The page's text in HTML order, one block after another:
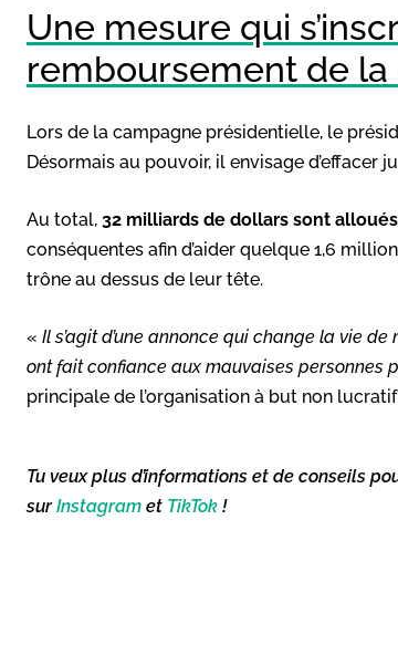
Une mesure qui
remboursement de
Lors de la campagne présidentielle, le
Désormais au pouvoir, il envisage d’effacer
Au total, 32 milliards de dollars sont
conséquentes afin d’aider quelque 1,6
trône au dessus de leur tête.
« Il s’agit d’une annonce qui change la vie
ont fait confiance aux mauvaises personnes
principale de l’organisation à but non
Tu veux plus d’informations et de conseils
surInstagram et TikTok !